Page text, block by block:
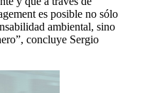
es posible no sólo
ambiental, sino
concluye Sergio